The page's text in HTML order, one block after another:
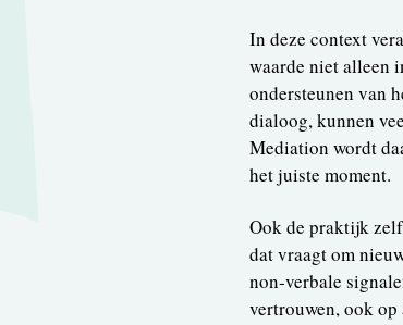
In deze context
waarde niet alleen
ondersteunen van
dialoog, kunnen
Mediation wordt
het juiste moment.
Ook de praktijk
dat vraagt om
non-verbale
vertrouwen, ook